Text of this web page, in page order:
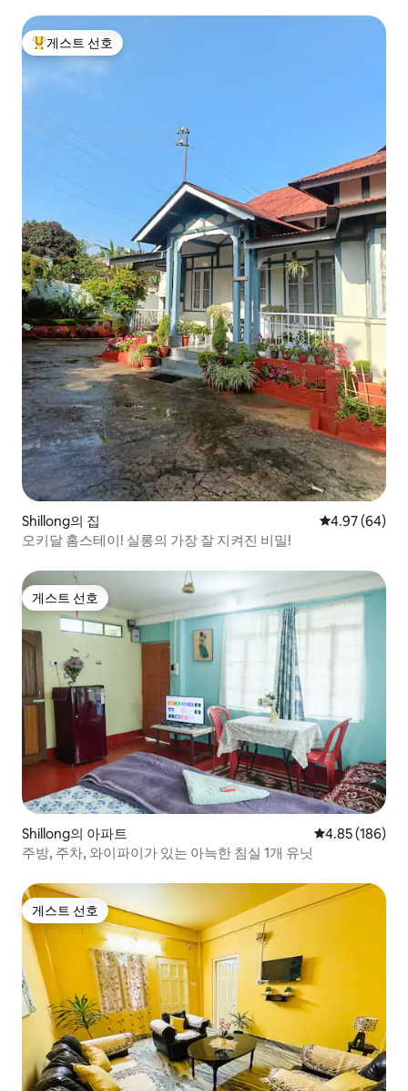
상위 게스트 선호
게스트 선호
Shillong의 집 평점 4.97점(5
4.97 (64)
오키달 홈스테이! 실롱의 가장 잘 지켜진 비밀!
게스트 선호
게스트 선호
Shillong의 아파트 평점 4.85점(5
4.85 (186)
주방, 주차, 와이파이가 있는 아늑한 침실 1개 유닛
게스트 선호
게스트 선호